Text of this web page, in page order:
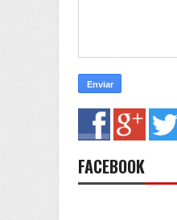
FACEBOOK